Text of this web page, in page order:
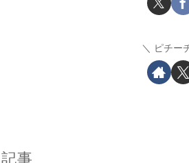
ピチー
事